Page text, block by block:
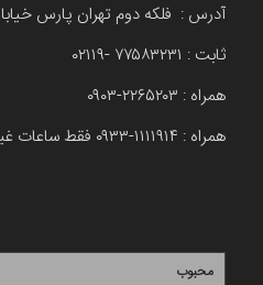
آدرس : فلکه دوم تهران پارس خیابان
ثابت : ۷۷۵۸۳۲۳۱ -۰۲۱۱۹
همراه : ۲۲۶۵۲۰۳-۰۹۰۳
همراه : ۱۱۱۱۹۱۴-۰۹۳۳ فقط ساعات غیر اداری
محبوب